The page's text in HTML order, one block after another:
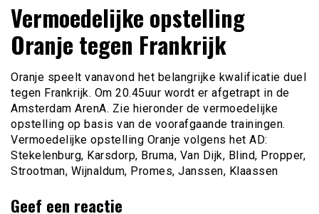
Vermoedelijke opstelling
Oranje tegen Frankrijk
Oranje speelt vanavond het belangrijke kwalificatie duel
tegen Frankrijk. Om 20.45uur wordt er afgetrapt in de
Amsterdam ArenA. Zie hieronder de vermoedelijke
opstelling op basis van de voorafgaande trainingen.
Vermoedelijke opstelling Oranje volgens het AD:
Stekelenburg, Karsdorp, Bruma, Van Dijk, Blind, Propper,
Strootman, Wijnaldum, Promes, Janssen, Klaassen
Geef een reactie